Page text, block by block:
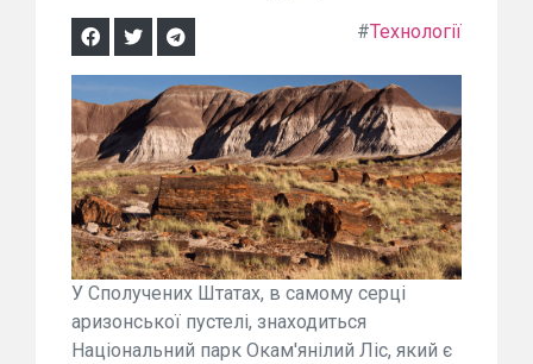
#Технології
У Сполучених Штатах, в самому серці
аризонської пустелі, знаходиться
Національний парк Окам'янілий Ліс, який є